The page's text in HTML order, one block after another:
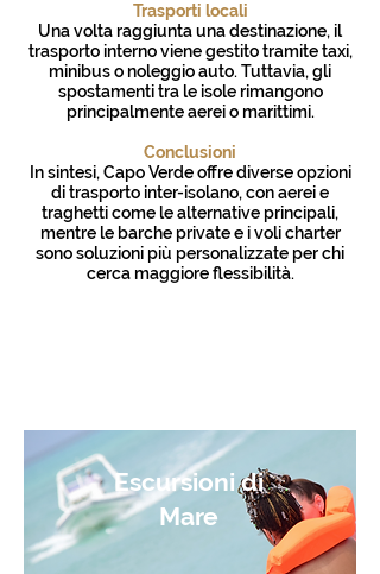
Trasporti locali
Una volta raggiunta una destinazione, il
trasporto interno viene gestito tramite taxi,
minibus o noleggio auto. Tuttavia, gli
spostamenti tra le isole rimangono
principalmente aerei o marittimi.
Conclusioni
In sintesi, Capo Verde offre diverse opzioni
di trasporto inter-isolano, con aerei e
traghetti come le alternative principali,
mentre le barche private e i voli charter
sono soluzioni più personalizzate per chi
cerca maggiore flessibilità.
Escursioni di
Mare